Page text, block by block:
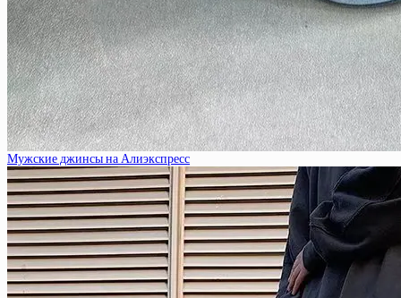
Мужские джинсы на Алиэкспресс